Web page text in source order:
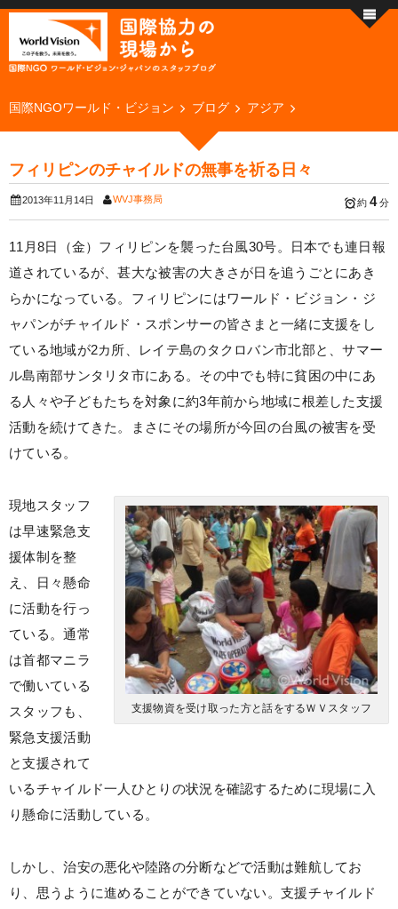
国際NGOワールド・ビジョン ブログ アジア
フィリピンのチャイルドの無事を祈る日々
2013年11月14日 WVJ事務局 約 4分
11月8日（金）フィリピンを襲った台風30号。日本でも連日報
道されているが、甚大な被害の大きさが日を追うごとにあき
らかになっている。フィリピンにはワールド・ビジョン・ジ
ャパンがチャイルド・スポンサーの皆さまと一緒に支援をし
ている地域が2カ所、レイテ島のタクロバン市北部と、サマー
ル島南部サンタリタ市にある。その中でも特に貧困の中にあ
る人々や子どもたちを対象に約3年前から地域に根差した支援
活動を続けてきた。まさにその場所が今回の台風の被害を受
けている。
支援物資を受け取った方と話をするＷＶスタッフ
現地スタッフ
は早速緊急支
援体制を整
え、日々懸命
に活動を行っ
ている。通常
は首都マニラ
で働いている
スタッフも、
緊急支援活動
と支援されて
いるチャイルド一人ひとりの状況を確認するために現場に入
り懸命に活動している。
しかし、治安の悪化や陸路の分断などで活動は難航してお
り、思うように進めることができていない。支援チャイルド